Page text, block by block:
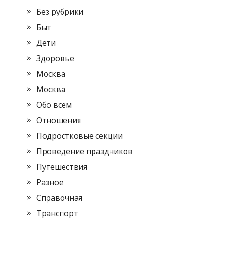
Без рубрики
Быт
Дети
Здоровье
Москва
Москва
Обо всем
Отношения
Подростковые секции
Проведение праздников
Путешествия
Разное
Справочная
Транспорт